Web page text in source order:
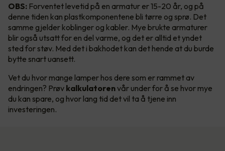
OBS: Forventet levetid på en armatur er 15-20 år, og på
denne tiden kan plastkomponentene bli tørre og sprø. Det
samme gjelder koblinger og kabler. Mye brukte armaturer
blir også utsatt for en del varme, og det er alltid et yndet
sted for støv. Med det i bakhodet kan det hende at du burde
bytte snart uansett.
Vet du hvor mange lamper hos dere som er rammet av
endringen? Prøv kalkulatorenvår under for å se hvor mye
du kan spare, og hvor lang tid det vil ta å tjene inn
investeringen.